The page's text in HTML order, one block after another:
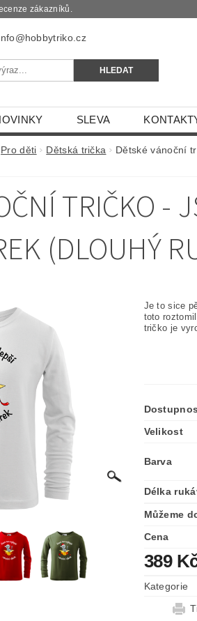
zákazníků.
SLEVA
Pro děti Dětská trička
Dětské vánoční
TRIČKO -
(DLOUHÝ
Je to sice
toto
tričko je
Velikost
Barva
Délka
Můžeme
Cena
389
Kategorie